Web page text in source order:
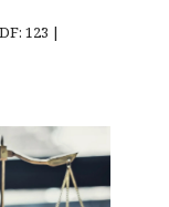
123 |